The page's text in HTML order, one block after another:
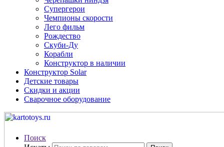
Супергерои
Чемпионы скорости
Лего фильм
Рождество
Скуби-Ду
Корабли
Конструктор в наличии
Конструктор Solar
Детские товары
Скидки и акции
Сварочное оборудование
Поиск